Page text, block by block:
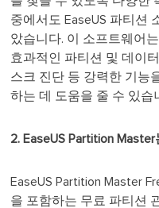
중에서도 EaseUS 파티션
았습니다. 이 소프트웨어
효과적인 파티션 및 데이
스크 진단 등 강력한 기능
하는 데 도움을 줄 수 있습
2. EaseUS Partition
EaseUS Partition Master
을 포함하는 무료 파티션